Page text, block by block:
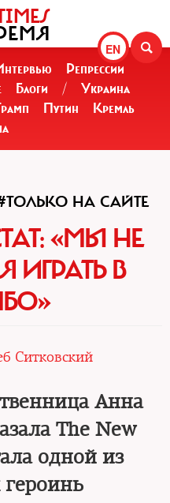
EN
Репрессии
Блоги /
Украина
Путин
Кремль
НА САЙТЕ
«МЫ НЕ
ИГРАТЬ В
Ситковский
Анна
The New
одной из